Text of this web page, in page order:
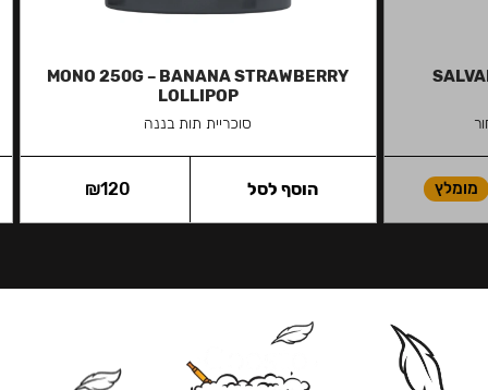
מומלץ
MONO 250G – BANANA STRAWBERRY
LOLLIPOP
סוכריית תות בננה
₪120 הוסף לסל